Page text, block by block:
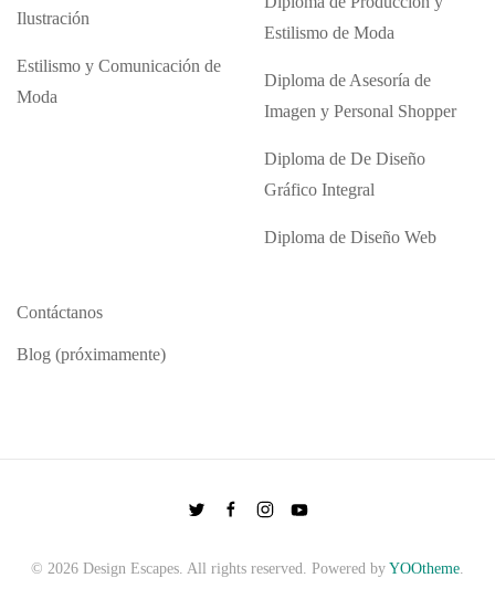
Ilustración
Estilismo y Comunicación de
Moda
Estilismo de Moda
Diploma de Asesoría de
Imagen y Personal Shopper
Diploma de De Diseño
Gráfico Integral
Diploma de Diseño Web
Contáctanos
Blog (próximamente)
© 2026 Design Escapes. All rights reserved. Powered by YOOtheme.